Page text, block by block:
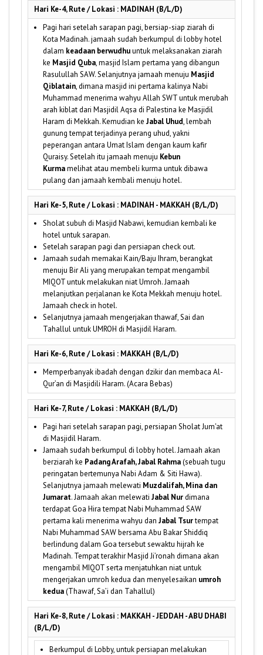
Hari Ke-4, Rute / Lokasi : MADINAH (B/L/D)
Pagi hari setelah sarapan pagi, bersiap-siap ziarah di
Kota Madinah. jamaah sudah berkumpul di lobby hotel
dalam keadaan berwudhuuntuk melaksanakan ziarah
ke Masjid Quba, masjid Islam pertama yang dibangun
Rasulullah SAW. Selanjutnya jamaah menuju Masjid
Qiblatain, dimana masjid ini pertama kalinya Nabi
Muhammad menerima wahyu Allah SWT untuk merubah
arah kiblat dari Masjidil Aqsa di Palestina ke Masjidil
Haram di Mekkah. Kemudian ke Jabal Uhud, lembah
gunung tempat terjadinya perang uhud, yakni
peperangan antara Umat Islam dengan kaum kafir
Quraisy. Setelah itu jamaah menuju Kebun
Kurmamelihat atau membeli kurma untuk dibawa
pulang dan jamaah kembali menuju hotel.
Hari Ke-5, Rute / Lokasi : MADINAH - MAKKAH (B/L/D)
Sholat subuh di Masjid Nabawi, kemudian kembali ke
hotel untuk sarapan.
Setelah sarapan pagi dan persiapan check out.
Jamaah sudah memakai Kain/Baju Ihram, berangkat
menuju Bir Ali yang merupakan tempat mengambil
MIQOT untuk melakukan niat Umroh. Jamaah
melanjutkan perjalanan ke Kota Mekkah menuju hotel.
Jamaah check in hotel.
Selanjutnya jamaah mengerjakan thawaf, Sai dan
Tahallul untuk UMROH di Masjidil Haram.
Hari Ke-6, Rute / Lokasi : MAKKAH (B/L/D)
Memperbanyak ibadah dengan dzikir dan membaca Al-
Qur’an di Masjidili Haram. (Acara Bebas)
Hari Ke-7, Rute / Lokasi : MAKKAH (B/L/D)
Pagi hari setelah sarapan pagi, persiapan Sholat Jum'at
di Masjidil Haram.
Jamaah sudah berkumpul di lobby hotel. Jamaah akan
berziarah ke Padang Arafah, Jabal Rahma(sebuah tugu
peringatan bertemunya Nabi Adam & Siti Hawa).
Selanjutnya jamaah melewati Muzdalifah, Mina dan
Jumarat. Jamaah akan melewati Jabal Nurdimana
terdapat Goa Hira tempat Nabi Muhammad SAW
pertama kali menerima wahyu dan Jabal Tsurtempat
Nabi Muhammad SAW bersama Abu Bakar Shiddiq
berlindung dalam Goa tersebut sewaktu hijrah ke
Madinah. Tempat terakhir Masjid Ji’ronah dimana akan
mengambil MIQOT serta menjatuhkan niat untuk
mengerjakan umroh kedua dan menyelesaikan umroh
kedua(Thawaf, Sa’i dan Tahallul)
Hari Ke-8, Rute / Lokasi : MAKKAH - JEDDAH - ABU DHABI
(B/L/D)
Berkumpul di Lobby, untuk persiapan melakukan